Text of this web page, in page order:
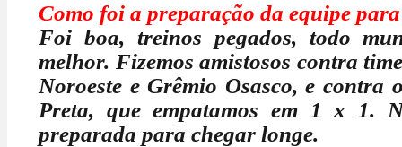
Como foi a preparação da equipe
Foi boa, treinos pegados, todo
melhor. Fizemos amistosos contra
Noroeste e Grêmio Osasco, e contra
Preta, que empatamos em 1 x 1.
preparada para chegar longe.